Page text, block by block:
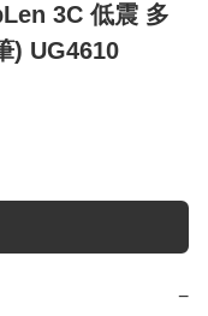
3C 低震 多
) UG4610
−